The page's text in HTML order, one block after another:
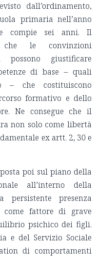
dall’ordinamento,
primaria nell’anno
compie sei anni. Il
che le convinzioni
giustificare
di base – quali
– che costituiscono
formativo e dello
Ne consegue che il
non solo come libertà
ex artt. 2, 30 e
poi sul piano della
all’interno della
persistente presenza
fattore di grave
psichico dei figli.
e del Servizio Sociale
di comportamenti